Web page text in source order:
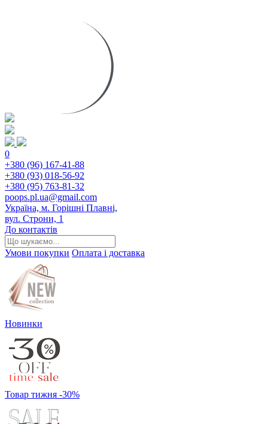
0
+380 (96) 167-41-88
+380 (93) 018-56-92
+380 (95) 763-81-32
poops.pl.ua@gmail.com
Україна, м. Горішні Плавні,
вул. Строни, 1
До контактів
Умови покупки Оплата і доставка
Новинки
Товар тижня -30%